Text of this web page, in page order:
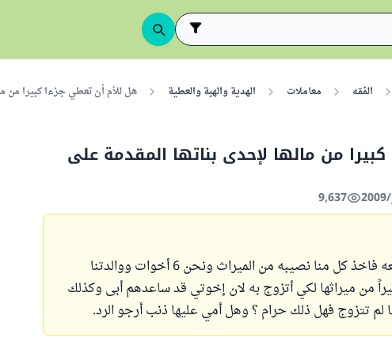
الفقه معاملات الهدية والهبة والعطية هل للأم أن تعطي جزءا كبيرا من
من مالها لإحدى بناتها المقدمة على
9,637
ترك لنا والدنا بيت وقد قمنا ببيعه فاخذ كل منا نصيبه من الميراث ونحن 6 أخوات ووالدتنا
من ميراثها لكي أتزوج به لان إخوتي قد ساعدهم أبى وكذلك
لم تتزوج فهل ذلك حرام ؟ وهل أمي عليها ذنب أرجو الرد.